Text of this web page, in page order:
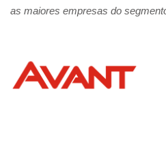
as maiores empresas do